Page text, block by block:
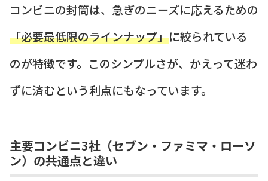
コンビニの封筒は、急ぎのニーズに応えるための
「必要最低限のラインナップ」に絞られている
のが特徴です。このシンプルさが、かえって迷わ
ずに済むという利点にもなっています。
主要コンビニ3社（セブン・ファミマ・ローソ
ン）の共通点と違い